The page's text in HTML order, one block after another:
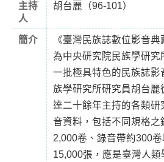
主持
人
胡台麗（96-101）
簡介
《臺灣民族誌數位影音
為中央研究院民族學研究
一批極具特色的民族誌影
族學研究所研究員胡台麗
達二十餘年主持的各類研
音資料，包括不同規格之
2,000卷、錄音帶約300
15,000張，應是臺灣人